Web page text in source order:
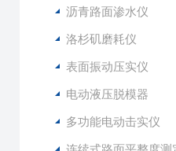
沥青路面渗水仪
洛杉矶磨耗仪
表面振动压实仪
电动液压脱模器
多功能电动击实仪